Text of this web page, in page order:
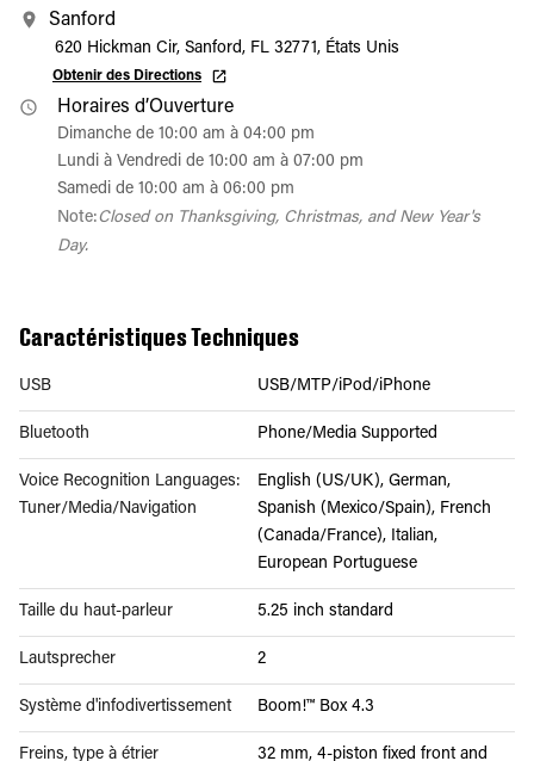
Sanford
620 Hickman Cir, Sanford, FL 32771, États Unis
Obtenir des Directions
Horaires d’Ouverture
Dimanche de 10:00 am à 04:00 pm
Lundi à Vendredi de 10:00 am à 07:00 pm
Samedi de 10:00 am à 06:00 pm
Note:Closed on Thanksgiving, Christmas, and New Year's
Day.
Caractéristiques Techniques
USB USB/MTP/iPod/iPhone
Bluetooth Phone/Media Supported
Voice Recognition Languages:
Tuner/Media/Navigation
English (US/UK), German,
Spanish (Mexico/Spain), French
(Canada/France), Italian,
European Portuguese
Taille du haut-parleur 5.25 inch standard
Lautsprecher 2
Système d'infodivertissement Boom!™ Box 4.3
Freins, type à étrier 32 mm, 4-piston fixed front and